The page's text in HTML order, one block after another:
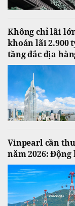
Không chỉ lãi
khoản lãi 2.900
tầng đắc địa
Vinpearl cần
năm 2026: